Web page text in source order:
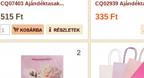
CQ07403 Ajándéktasak...
515 Ft
CQ02939
335 Ft